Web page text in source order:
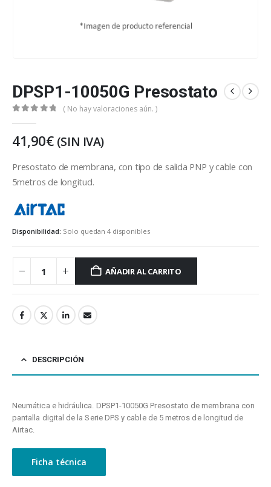
DPSP1-10050G Presostato
( No hay valoraciones aún. )
41,90€ (SIN IVA)
Presostato de membrana, con tipo de salida PNP y cable con
5metros de longitud.
Disponibilidad: Solo quedan 4 disponibles
AÑADIR AL CARRITO
DESCRIPCIÓN
Neumática e hidráulica. DPSP1-10050G Presostato de membrana con
pantalla digital de la Serie DPS y cable de 5 metros de longitud de
Airtac.
Ficha técnica